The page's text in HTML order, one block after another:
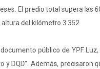
El predio total supera las
del kilómetro 3.352.
público de YPF
y DQD”. Además, precisaron